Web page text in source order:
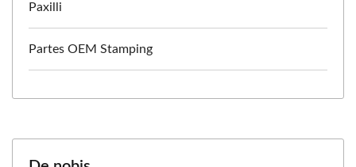
Paxilli
Partes OEM Stamping